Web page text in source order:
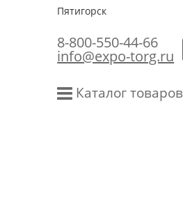
Пятигорск
8-800-550-44-66
info@expo-torg.ru
Каталог товаров